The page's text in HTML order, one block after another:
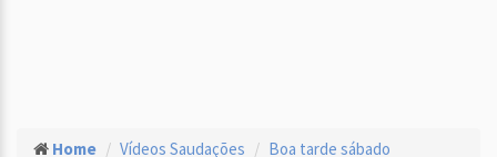
Home Vídeos Saudações Boa tarde sábado